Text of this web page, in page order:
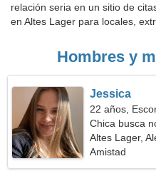
relación seria en un sitio de
en Altes Lager para locales,
Hombres y
Jessica
22 años,
Chica busca
Altes Lager,
Amistad